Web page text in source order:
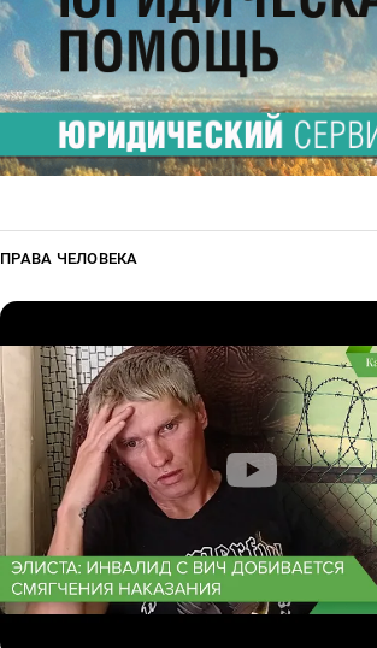
Хасиков Бату Сергеевич
ПРАВА ЧЕЛОВЕКА